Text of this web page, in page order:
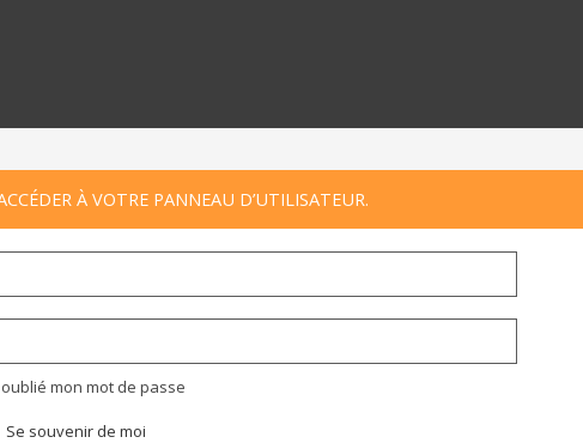
À VOTRE PANNEAU D’UTILISATEUR.
oublié mon mot de passe
Se souvenir de moi